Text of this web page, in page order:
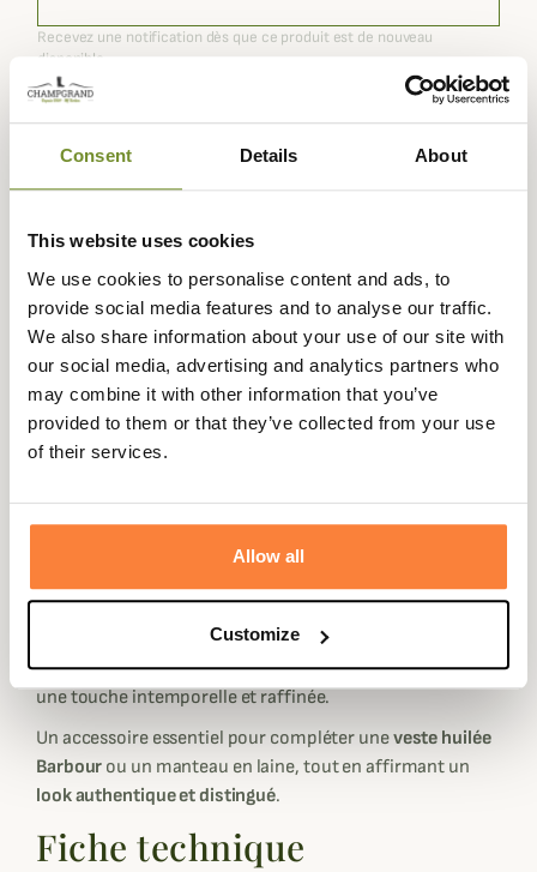
Consent Details About
This website uses cookies
We use cookies to personalise content and ads, to
provide social media features and to analyse our traffic.
We also share information about your use of our site with
our social media, advertising and analytics partners who
may combine it with other information that you’ve
provided to them or that they’ve collected from your use
of their services.
Allow all
Customize
Recevez une notification dès que ce produit est de nouveau
disponible.
Expédié dans
la journée
Échange ou
retour sous
Paiement
Paiement en
Description
LaEcharpe Tartan en Laine Barbourincarne tout le
charme du style britannique traditionnel. Confectionnée
maison Barbour, évoque l’héritage écossais et se marie
aisément avec toutes vos tenues, qu’elles soient habillées
ou décontractées. Sesfinitions à frangeslui apportent
une touche intemporelle et raffinée.
Un accessoire essentiel pour compléter uneveste huilée
Barbour ou un manteau en laine, tout en affirmant un
look authentique et distingué.
Fiche technique